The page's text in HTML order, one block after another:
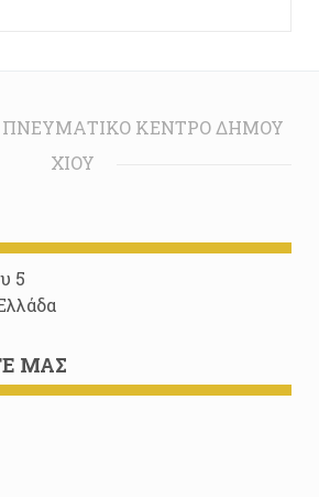
ΠΝΕΥΜΑΤΙΚΌ ΚΈΝΤΡΟ ΔΉΜΟΥ
ΧΊΟΥ
5
ΜΑΣ